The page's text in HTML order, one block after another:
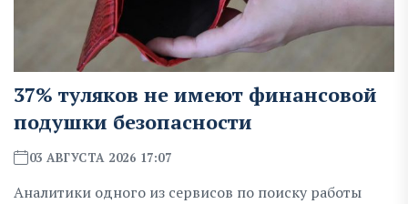
37% туляков не имеют финансовой
подушки безопасности
03 АВГУСТА 2026 17:07
Аналитики одного из сервисов по поиску работы